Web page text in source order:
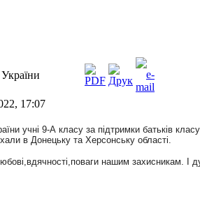
17:07
учні 9-А класу за підтримки батьків
в Донецьку та Херсонську області.
нашим захисникам. І